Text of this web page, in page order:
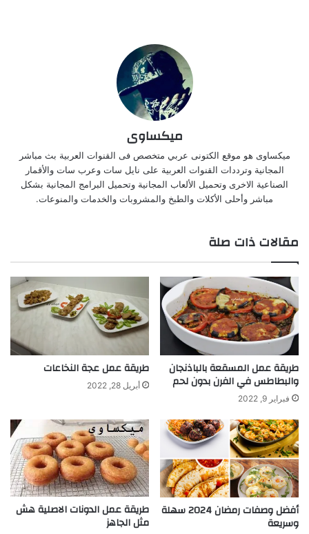
ميكساوى
ميكساوى هو موقع الكتونى عربي متخصص فى القنوات العربية بث مباشر
المجانية وترددات القنوات العربية على نايل سات وعرب سات والأقمار
الصناعية الاخرى وتحميل الألعاب المجانية وتحميل البرامج المجانية بشكل
مباشر وأحلى الأكلات والطبخ والمشروبات والخدمات والمنوعات.
مقالات ذات صلة
طريقة عمل المسقعة بالباذنجان
والبطاطس في الفرن بدون لحم
فبراير 9, 2022
طريقة عمل عجة النخاعات
أبريل 28, 2022
أفضل وصفات رمضان 2024 سهلة
وسريعة
طريقة عمل الدونات الاصلية هش
مثل الجاهز